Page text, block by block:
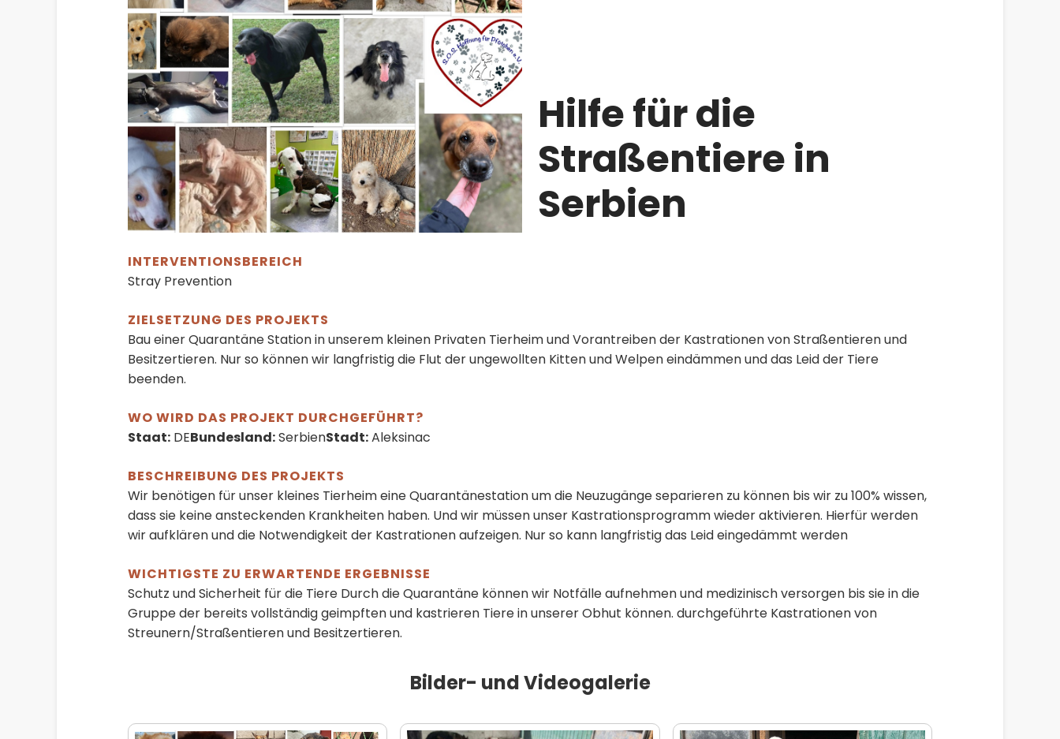
Hilfe für die
Straßentiere in
Serbien
INTERVENTIONSBEREICH
Stray Prevention
ZIELSETZUNG DES PROJEKTS
Bau einer Quarantäne Station in unserem kleinen Privaten Tierheim und Vorantreiben der Kastrationen von Straßentieren und
Besitzertieren. Nur so können wir langfristig die Flut der ungewollten Kitten und Welpen eindämmen und das Leid der Tiere
beenden.
WO WIRD DAS PROJEKT DURCHGEFÜHRT?
Staat: DEBundesland:SerbienStadt:Aleksinac
BESCHREIBUNG DES PROJEKTS
Wir benötigen für unser kleines Tierheim eine Quarantänestation um die Neuzugänge separieren zu können bis wir zu 100% wissen,
dass sie keine ansteckenden Krankheiten haben. Und wir müssen unser Kastrationsprogramm wieder aktivieren. Hierfür werden
wir aufklären und die Notwendigkeit der Kastrationen aufzeigen. Nur so kann langfristig das Leid eingedämmt werden
WICHTIGSTE ZU ERWARTENDE ERGEBNISSE
Schutz und Sicherheit für die Tiere Durch die Quarantäne können wir Notfälle aufnehmen und medizinisch versorgen bis sie in die
Gruppe der bereits vollständig geimpften und kastrieren Tiere in unserer Obhut können. durchgeführte Kastrationen von
Streunern/Straßentieren und Besitzertieren.
Bilder- und Videogalerie